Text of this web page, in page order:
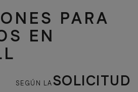
PARA
EN
SEGÚN LASOLICITUD